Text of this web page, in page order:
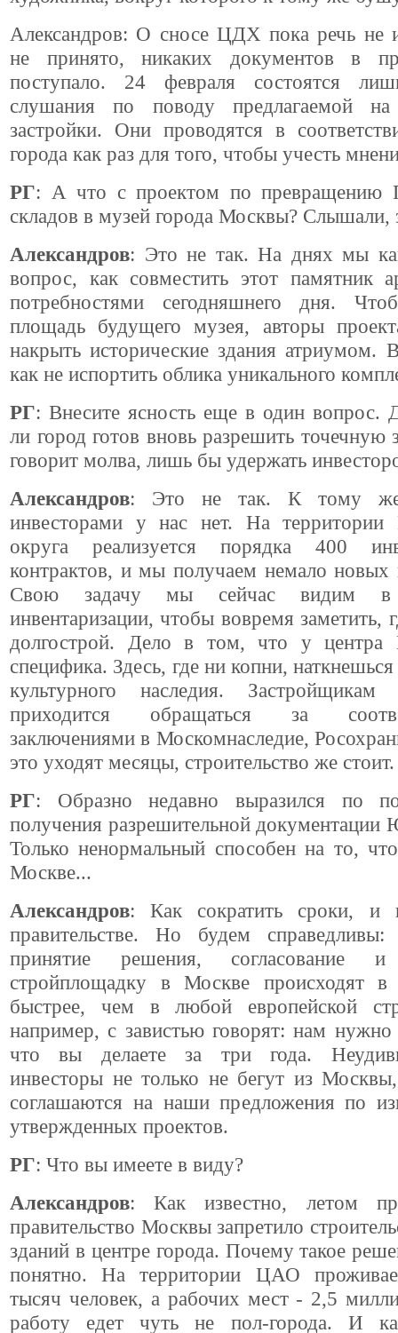
Александров: О сносе ЦДХ пока речь не
не принято, никаких документов в
поступало. 24 февраля состоятся
слушания по поводу предлагаемой
застройки. Они проводятся в
города как раз для того, чтобы учесть
РГ: А что с проектом по превращению
складов в музей города Москвы? Слышали,
Александров: Это не так. На днях мы
вопрос, как совместить этот памятник
потребностями сегодняшнего дня.
площадь будущего музея, авторы
накрыть исторические здания атриумом.
как не испортить облика уникального
РГ: Внесите ясность еще в один вопрос.
ли город готов вновь разрешить точечную
говорит молва, лишь бы удержать
Александров: Это не так. К тому
инвесторами у нас нет. На территории
округа реализуется порядка 400
контрактов, и мы получаем немало новых
Свою задачу мы сейчас видим в
инвентаризации, чтобы вовремя заметить,
долгострой. Дело в том, что у центра
специфика. Здесь, где ни копни,
культурного наследия.
приходится обращаться за
заключениями в Москомнаследие,
это уходят месяцы, строительство же стоит.
РГ: Образно недавно выразился по
получения разрешительной
Только ненормальный способен на то,
Москве...
Александров: Как сократить сроки, и
правительстве. Но будем
принятие решения, согласование
стройплощадку в Москве происходят в
быстрее, чем в любой европейской
например, с завистью говорят: нам
что вы делаете за три года.
инвесторы не только не бегут из
соглашаются на наши предложения по
утвержденных проектов.
РГ: Что вы имеете в виду?
Александров: Как известно, летом
правительство Москвы запретило
зданий в центре города. Почему такое
понятно. На территории ЦАО
тысяч человек, а рабочих мест - 2,5
работу едет чуть не пол-города. И